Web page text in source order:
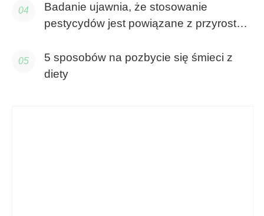
Badanie ujawnia, że ​​stosowanie
pestycydów jest powiązane z przyrostem
5 sposobów na pozbycie się śmieci z
diety